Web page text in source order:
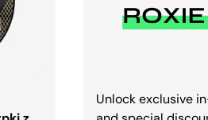
Unlock exclusive